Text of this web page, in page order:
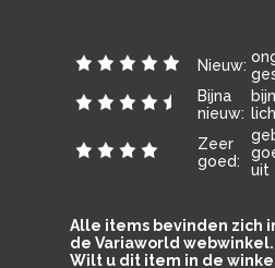
Nieuw:
Bijna
nieuw:
Zeer
goed:
uit
Alle items bevinden zich
de Variaworld webwinkel.
Wilt u dit item in de